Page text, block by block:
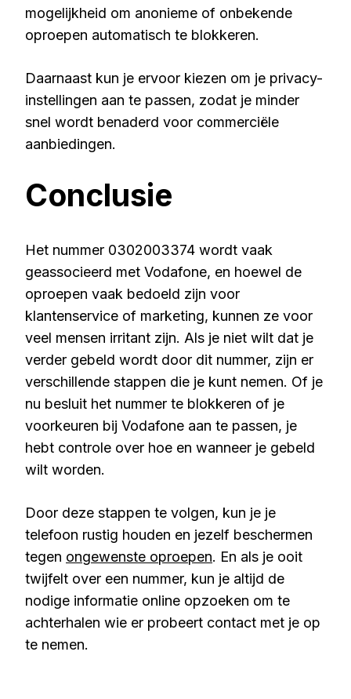
mogelijkheid om anonieme of onbekende
oproepen automatisch te blokkeren.
Daarnaast kun je ervoor kiezen om je privacy-
instellingen aan te passen, zodat je minder
snel wordt benaderd voor commerciële
aanbiedingen.
Conclusie
Het nummer 0302003374 wordt vaak
geassocieerd met Vodafone, en hoewel de
oproepen vaak bedoeld zijn voor
klantenservice of marketing, kunnen ze voor
veel mensen irritant zijn. Als je niet wilt dat je
verder gebeld wordt door dit nummer, zijn er
verschillende stappen die je kunt nemen. Of je
nu besluit het nummer te blokkeren of je
voorkeuren bij Vodafone aan te passen, je
hebt controle over hoe en wanneer je gebeld
wilt worden.
Door deze stappen te volgen, kun je je
telefoon rustig houden en jezelf beschermen
tegen ongewenste oproepen. En als je ooit
twijfelt over een nummer, kun je altijd de
nodige informatie online opzoeken om te
achterhalen wie er probeert contact met je op
te nemen.